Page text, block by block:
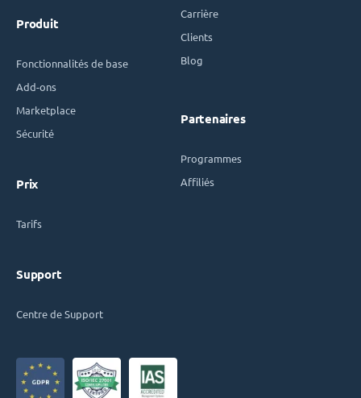
Produit
Fonctionnalités de base
Add-ons
Marketplace
Sécurité
Prix
Tarifs
Support
Centre de Support
Carrière
Clients
Blog
Partenaires
Programmes
Affiliés